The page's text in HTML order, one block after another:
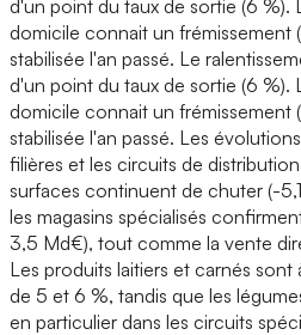
d'un point du taux de sortie (6 %).
domicile connait un frémissement
stabilisée l'an passé. Le
d'un point du taux de sortie (6 %).
domicile connait un frémissement
stabilisée l'an passé. Les
filières et les circuits de
surfaces continuent de chuter (-
les magasins spécialisés
3,5 Md€), tout comme la vente
Les produits laitiers et carnés sont
de 5 et 6 %, tandis que les
en particulier dans les circuits